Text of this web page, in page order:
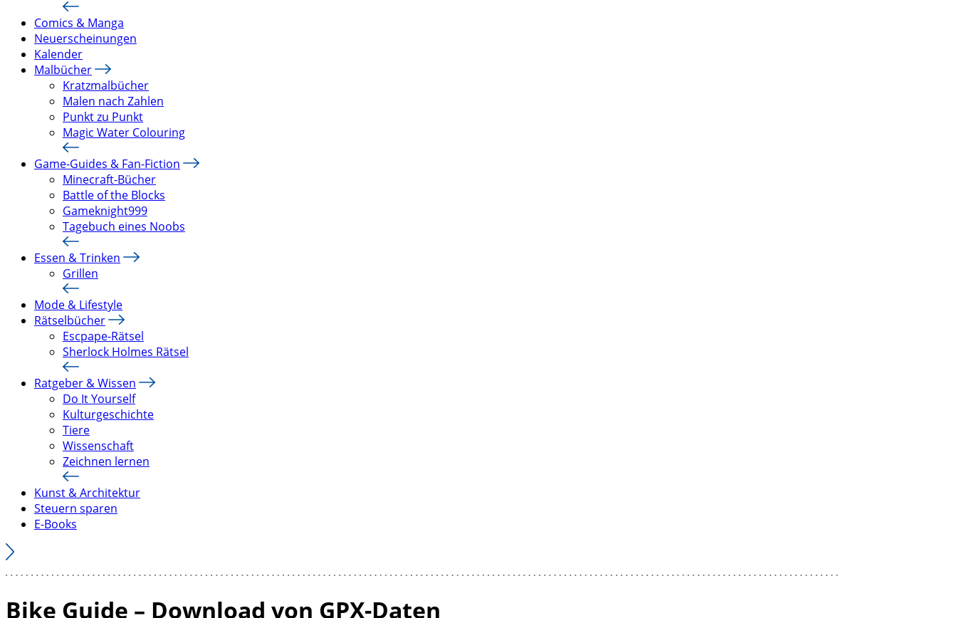
Comics & Manga
Neuerscheinungen
Kalender
Malbücher
Kratzmalbücher
Malen nach Zahlen
Punkt zu Punkt
Magic Water Colouring
Game-Guides & Fan-Fiction
Minecraft-Bücher
Battle of the Blocks
Gameknight999
Tagebuch eines Noobs
Essen & Trinken
Grillen
Mode & Lifestyle
Rätselbücher
Escpape-Rätsel
Sherlock Holmes Rätsel
Ratgeber & Wissen
Do It Yourself
Kulturgeschichte
Tiere
Wissenschaft
Zeichnen lernen
Kunst & Architektur
Steuern sparen
E-Books
Bike Guide – Download von GPX-Daten